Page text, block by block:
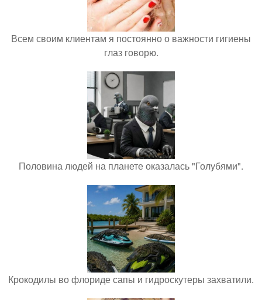
Всем своим клиентам я постоянно о важности гигиены
глаз говорю.
Половина людей на планете оказалась "Голубями".
Крокодилы во флориде сапы и гидроскутеры захватили.